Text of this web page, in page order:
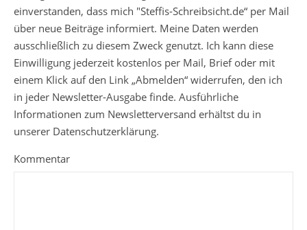
einverstanden, dass mich "Steffis-Schreibsicht.de“ per Mail
über neue Beiträge informiert. Meine Daten werden
ausschließlich zu diesem Zweck genutzt. Ich kann diese
Einwilligung jederzeit kostenlos per Mail, Brief oder mit
einem Klick auf den Link „Abmelden“ widerrufen, den ich
in jeder Newsletter-Ausgabe finde. Ausführliche
Informationen zum Newsletterversand erhältst du in
unserer Datenschutzerklärung.
Kommentar